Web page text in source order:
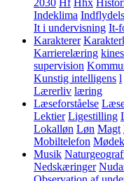
2030 Hf Hhx
Indeklima
It i undervisning It-
Karakterer
Karrierelæring
supervision
Kunstig intelligens l
Lærerliv læring
Læseforståelse
Lektier Ligestilling
Lokalløn Løn Magt
Mobiltelefon
Musik
Nedskæringer